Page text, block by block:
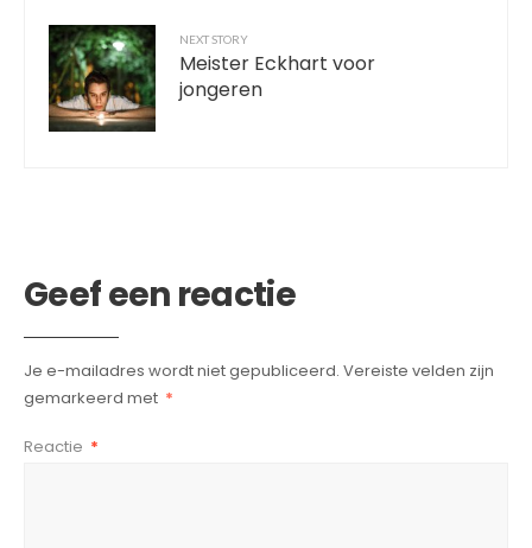
NEXT STORY
Meister Eckhart voor
jongeren
Geef een reactie
Je e-mailadres wordt niet gepubliceerd. Vereiste velden zijn
gemarkeerd met *
Reactie *